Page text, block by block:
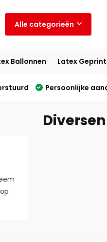
Alle categorieën
Ballonnen Latex Geprint
Persoonlijke
Diversen